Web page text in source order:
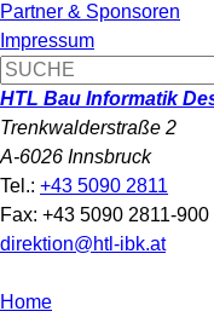
Partner & Sponsoren
Impressum
HTL Bau Informatik
Trenkwalderstraße 2
A-6026 Innsbruck
Tel.: +43 5090 2811
Fax: +43 5090 2811-900
direktion@htl-ibk.at
Home